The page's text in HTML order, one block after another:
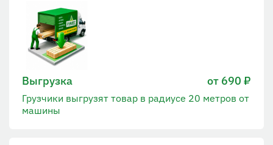
Выгрузка от 690 ₽
Грузчики выгрузят товар в радиусе 20 метров от
машины